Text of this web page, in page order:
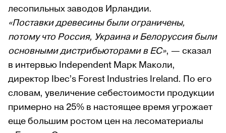
лесопильных заводов Ирландии.
«Поставки древесины были ограничены,
потому что Россия, Украина и Белоруссия были
основными дистрибьюторами в ЕС», — сказал
в интервью Independent Марк Маколи,
директор Ibec’s Forest Industries Ireland. По его
словам, увеличение себестоимости продукции
примерно на 25% в настоящее время угрожает
еще большим ростом цен на лесоматериалы